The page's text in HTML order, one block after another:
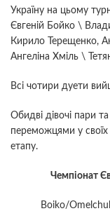
Україну на цьому
Євгеній Бойко \
Кирило Терещенко,
Ангеліна Хміль \
Всі чотири дуети
Обидві дівочі пари
переможцями у своїх
етапу.
Чемпіонат
Boiko/